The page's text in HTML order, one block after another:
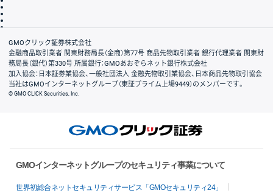
会社案内
GMOクリック証券株式会社
金融商品取引業者 関東財務局長（金商）第77号 商品先物取引業者 銀行代理業者 関東財
務局長（銀代）第330号 所属銀行：GMOあおぞらネット銀行株式会社
加入協会：日本証券業協会、一般社団法人 金融先物取引業協会、日本商品先物取引協会
当社はGMOインターネットグループ（東証プライム上場9449）のメンバーです。
© GMO CLICK Securities, Inc.
GMOインターネットグループのセキュリティ事業について
世界初総合ネットセキュリティサービス「GMOセキュリティ24」